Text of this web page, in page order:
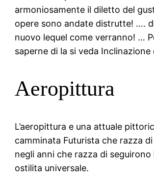
armoniosamente il diletto del
opere sono andate distrutte! ….
nuovo lequel come verranno! …
saperne di la si veda Inclinazione
Aeropittura
L’aeropittura e una attuale
camminata Futurista che razza
negli anni che razza di seguirono
ostilita universale.